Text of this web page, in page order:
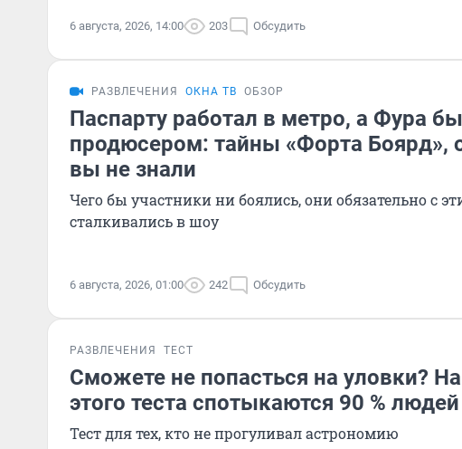
6 августа, 2026, 14:00 203 Обсудить
РАЗВЛЕЧЕНИЯ ОКНА ТВ ОБЗОР
Паспарту работал в метро, а Фура
продюсером: тайны «Форта Боярд»,
вы не знали
Чего бы участники ни боялись, они обязательно с
сталкивались в шоу
6 августа, 2026, 01:00 242 Обсудить
РАЗВЛЕЧЕНИЯ ТЕСТ
Сможете не попасться на уловки?
этого теста спотыкаются 90 % людей
Тест для тех, кто не прогуливал астрономию